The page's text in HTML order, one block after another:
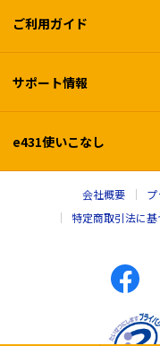
ご利用ガイド
サポート情報
e431使いこなし
会社概要
特定商取引法に